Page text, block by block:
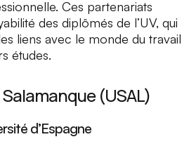
Ces partenariats
des diplômés de l’UV, qui
liens avec le monde du travail
études.
(USAL)
d’Espagne